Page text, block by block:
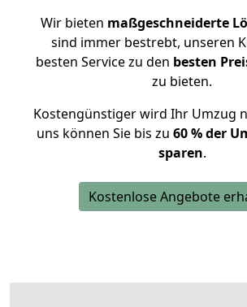
Wir bieten maßgeschneiderte
sind immer bestrebt, unseren
besten Service zu den besten
zu bieten.
Kostengünstiger wird Ihr Umzug
uns können Sie bis zu 60 % der
sparen.
Kostenlose Angebote